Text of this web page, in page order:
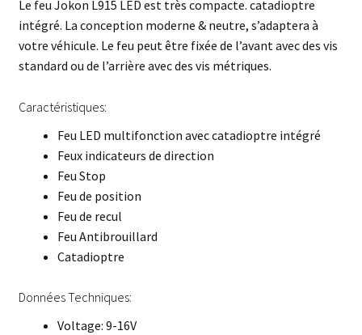
Le feu Jokon L915 LED est très compacte. catadioptre
intégré. La conception moderne & neutre, s’adaptera à
votre véhicule. Le feu peut être fixée de l’avant avec des vis
standard ou de l’arrière avec des vis métriques.
Caractéristiques:
Feu LED multifonction avec catadioptre intégré
Feux indicateurs de direction
Feu Stop
Feu de position
Feu de recul
Feu Antibrouillard
Catadioptre
Données Techniques:
Voltage: 9-16V